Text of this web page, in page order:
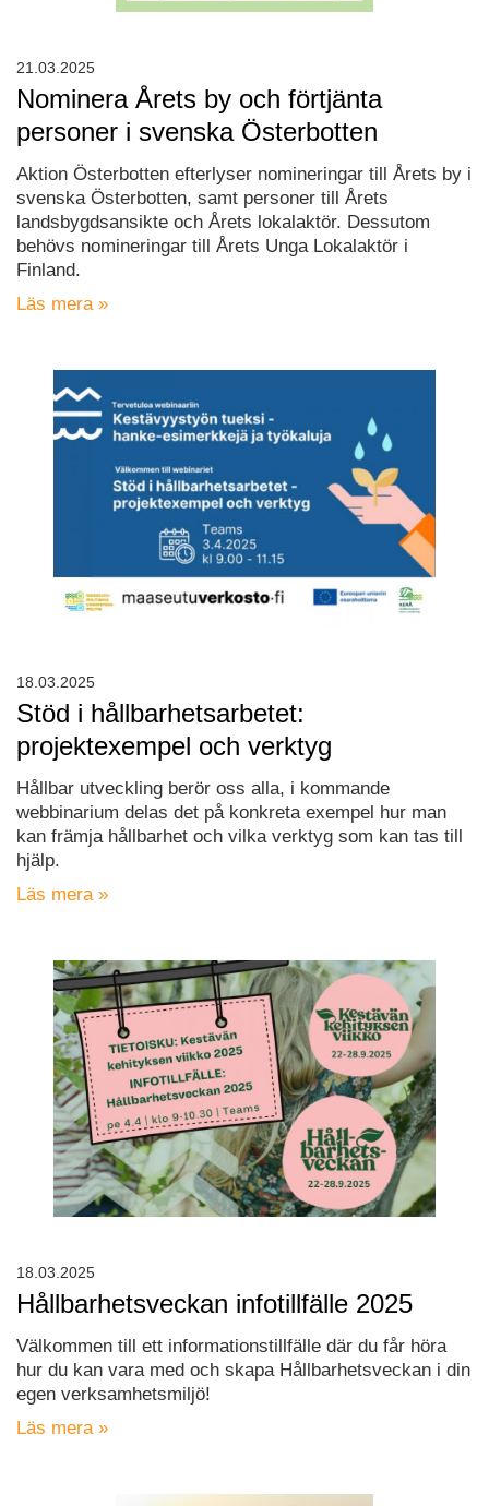
Nominera Årets by och förtjänta
personer i svenska Österbotten
Aktion Österbotten efterlyser nomineringar till Årets by i
svenska Österbotten, samt personer till Årets
landsbygdsansikte och Årets lokalaktör. Dessutom
behövs nomineringar till Årets Unga Lokalaktör i
Finland.
Läs mera »
21.03.2025
Stöd i hållbarhetsarbetet:
projektexempel och verktyg
Hållbar utveckling berör oss alla, i kommande
webbinarium delas det på konkreta exempel hur man
kan främja hållbarhet och vilka verktyg som kan tas till
hjälp.
Läs mera »
18.03.2025
Hållbarhetsveckan infotillfälle 2025
Välkommen till ett informationstillfälle där du får höra
hur du kan vara med och skapa Hållbarhetsveckan i din
egen verksamhetsmiljö!
Läs mera »
18.03.2025